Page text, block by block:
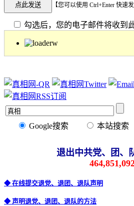
【您可以使用 Ctrl+Enter 快速发
勾选后，您的电子邮件将收到
Google搜索 本站搜索
退出中共党、团、
◆ 在线提交退党、退团、退队声明
◆ 声明退党、退团、退队的方法